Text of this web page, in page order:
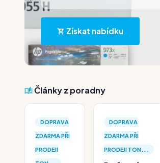
Získat nabídku
Články z poradny
DOPRAVA
ZDARMA PŘI
PRODEJI
DOPRAVA
ZDARMA PŘI
PRODEJI TON...